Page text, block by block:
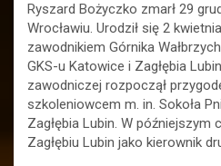
Ryszard Bożyczko zmarł 29
Wrocławiu. Urodził się 2
zawodnikiem Górnika
GKS-u Katowice i Zagłębia
zawodniczej rozpoczął
szkoleniowcem m. in. Sokoła
Zagłębia Lubin. W późniejszym
Zagłębiu Lubin jako kierownik